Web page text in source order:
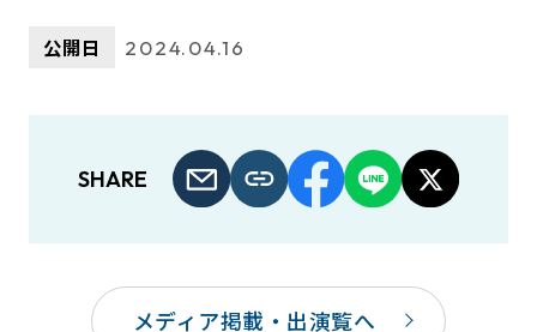
公開日 2024.04.16
SHARE
メディア掲載・出演覧へ